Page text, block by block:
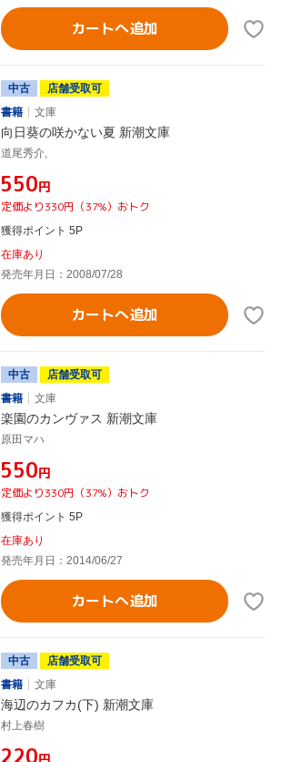
カートへ追加
中古
店舗受取可
書籍
文庫
向日葵の咲かない夏 新潮文庫
道尾秀介,
¥550円
定価より330円（37%）おトク
獲得ポイント 5P
在庫あり
発売年月日：2008/07/28
カートへ追加
中古
店舗受取可
書籍
文庫
楽園のカンヴァス 新潮文庫
原田マハ
¥550円
定価より330円（37%）おトク
獲得ポイント 5P
在庫あり
発売年月日：2014/06/27
カートへ追加
中古
店舗受取可
書籍
文庫
海辺のカフカ(下) 新潮文庫
村上春樹
¥220